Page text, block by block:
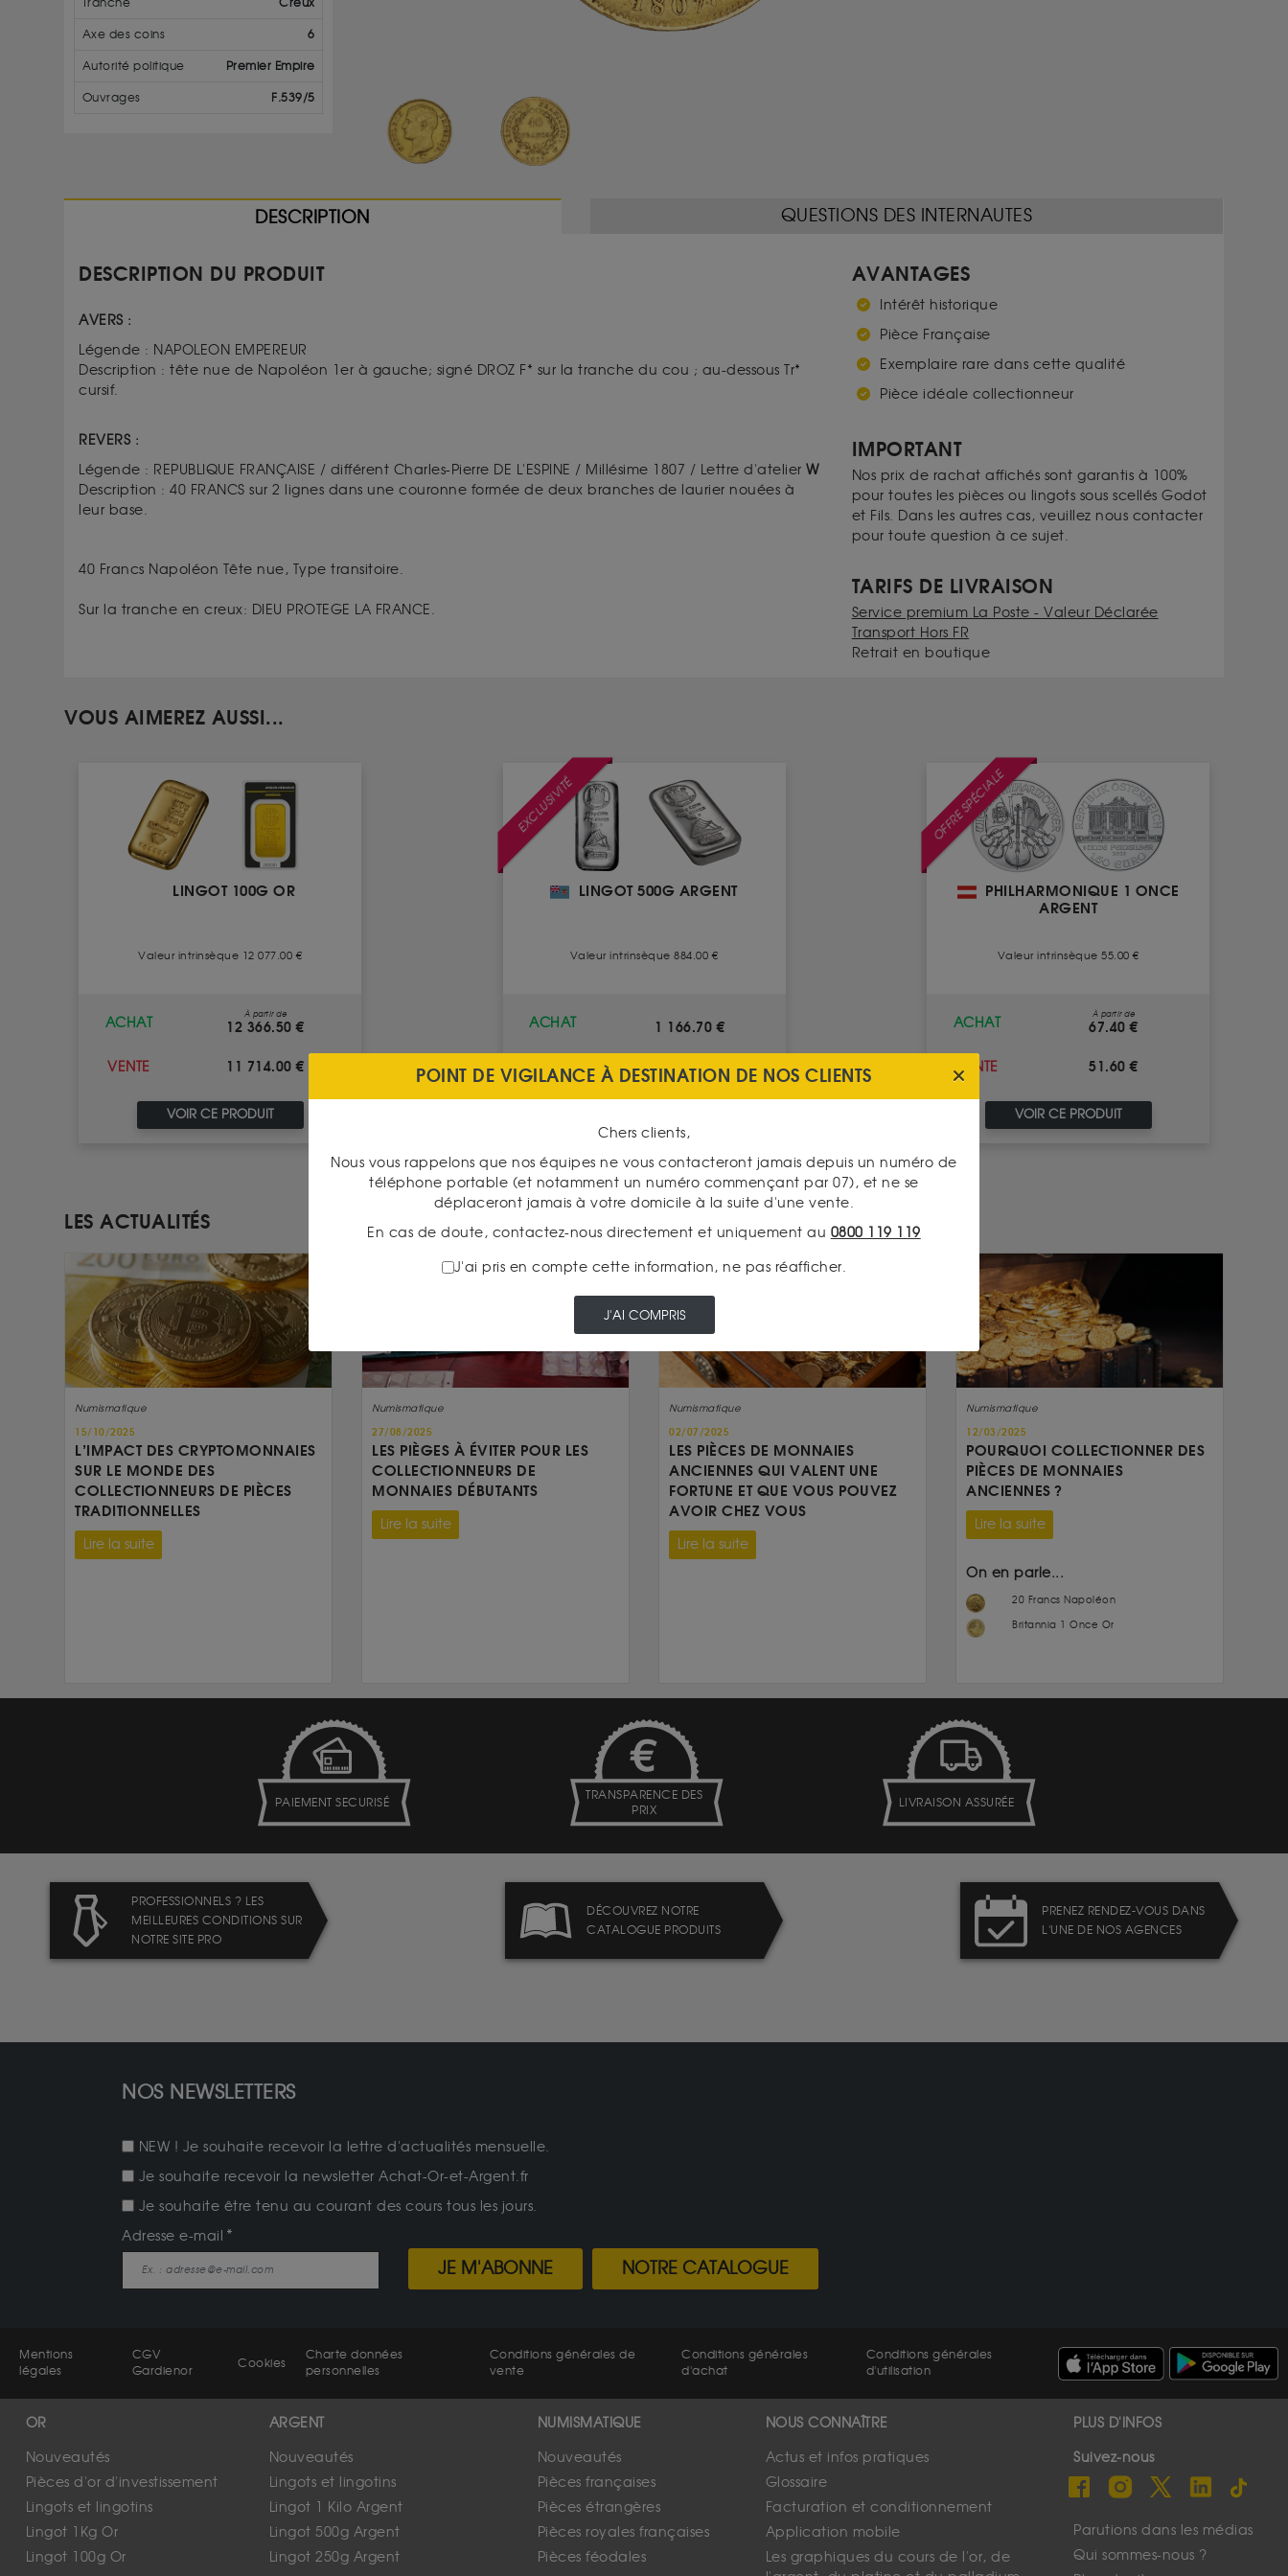
Tranche Creux
Axe des coins 6
Autorité politique Premier Empire
Ouvrages F.539/5
DESCRIPTION QUESTIONS DES INTERNAUTES
DESCRIPTION DU PRODUIT
AVERS :
Légende : NAPOLEON EMPEREUR
Description : tête nue de Napoléon 1er à gauche; signé DROZ F* sur la tranche du cou ; au-dessous Tr*
cursif.
REVERS :
Légende : REPUBLIQUE FRANÇAISE / différent Charles-Pierre DE L'ESPINE / Millésime 1807 / Lettre d'atelier W
Description : 40 FRANCS sur 2 lignes dans une couronne formée de deux branches de laurier nouées à
leur base.
40 Francs Napoléon Tête nue, Type transitoire.
Sur la tranche en creux: DIEU PROTEGE LA FRANCE.
AVANTAGES
Intérêt historique
Pièce Française
Exemplaire rare dans cette qualité
Pièce idéale collectionneur
IMPORTANT
Nos prix de rachat affichés sont garantis à 100%
pour toutes les pièces ou lingots sous scellés Godot
et Fils. Dans les autres cas, veuillez nous contacter
pour toute question à ce sujet.
TARIFS DE LIVRAISON
Service premium La Poste - Valeur Déclarée
Transport Hors FR
Retrait en boutique
VOUS AIMEREZ AUSSI...
LINGOT 100G OR
Valeur intrinsèque 12 077.00 €
ACHAT
À partir de
12 366.50 €
VENTE 11 714.00 €
VOIR CE PRODUIT
EXCLUSIVITÉ
LINGOT 500G ARGENT
Valeur intrinsèque 884.00 €
ACHAT 1 166.70 €
VENTE 830.70 €
OFFRE SPÉCIALE
PHILHARMONIQUE 1 ONCE
ARGENT
Valeur intrinsèque 55.00 €
ACHAT
À partir de
67.40 €
VENTE 51.60 €
VOIR CE PRODUIT
LES ACTUALITÉS
Numismatique
15/10/2025
L’IMPACT DES CRYPTOMONNAIES
SUR LE MONDE DES
COLLECTIONNEURS DE PIÈCES
TRADITIONNELLES
Lire la suite
Numismatique
27/08/2025
LES PIÈGES À ÉVITER POUR LES
COLLECTIONNEURS DE
MONNAIES DÉBUTANTS
Lire la suite
Numismatique
02/07/2025
LES PIÈCES DE MONNAIES
ANCIENNES QUI VALENT UNE
FORTUNE ET QUE VOUS POUVEZ
AVOIR CHEZ VOUS
Lire la suite
Numismatique
12/03/2025
POURQUOI COLLECTIONNER DES
PIÈCES DE MONNAIES
ANCIENNES ?
Lire la suite
On en parle...
20 Francs Napoléon
Britannia 1 Once Or
PAIEMENT SECURISÉ
TRANSPARENCE DES
PRIX
LIVRAISON ASSURÉE
PROFESSIONNELS ? LES
MEILLEURES CONDITIONS SUR
NOTRE SITE PRO
DÉCOUVREZ NOTRE
CATALOGUE PRODUITS
PRENEZ RENDEZ-VOUS DANS
L'UNE DE NOS AGENCES
NOS NEWSLETTERS
NEW ! Je souhaite recevoir la lettre d'actualités mensuelle.
Je souhaite recevoir la newsletter Achat-Or-et-Argent.fr
Je souhaite être tenu au courant des cours tous les jours.
Adresse e-mail
JE M'ABONNE NOTRE CATALOGUE
Mentions
légales
CGV
Gardienor
Cookies
Charte données
personnelles
Conditions générales de
vente
Conditions générales
d'achat
Conditions générales
d'utilisation
OR
Nouveautés
Pièces d'or d'investissement
Lingots et lingotins
Lingot 1Kg Or
Lingot 100g Or
ARGENT
Nouveautés
Lingots et lingotins
Lingot 1 Kilo Argent
Lingot 500g Argent
Lingot 250g Argent
NUMISMATIQUE
Nouveautés
Pièces françaises
Pièces étrangères
Pièces royales françaises
Pièces féodales
NOUS CONNAÎTRE
Actus et infos pratiques
Glossaire
Facturation et conditionnement
Application mobile
Les graphiques du cours de l'or, de
PLUS D'INFOS
Suivez-nous
Parutions dans les médias
Qui sommes-nous ?
POINT DE VIGILANCE À DESTINATION DE NOS CLIENTS
Chers clients,
Nous vous rappelons que nos équipes ne vous contacteront jamais depuis un numéro de
téléphone portable (et notamment un numéro commençant par 07), et ne se
déplaceront jamais à votre domicile à la suite d'une vente.
En cas de doute, contactez-nous directement et uniquement au 0800 119 119
J'ai pris en compte cette information, ne pas réafficher.
J'AI COMPRIS